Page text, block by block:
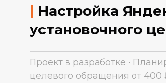
| Настройка
установочного
Проект в разработке •
целевого обращения от 400